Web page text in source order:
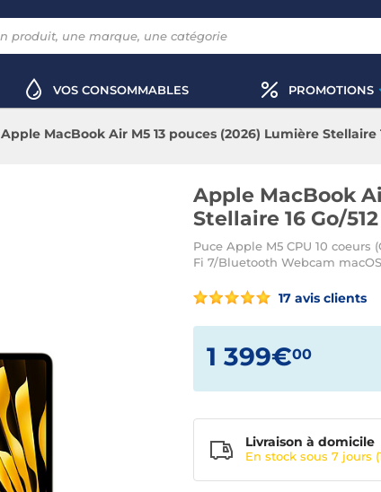
VOS CONSOMMABLES PROMOTIONS
Apple MacBook Air M5 13 pouces (2026) Lumière Stellaire
Apple MacBook
Stellaire 16 Go/
Puce Apple M5 CPU 10 coeurs
Fi 7/Bluetooth Webcam
17 avis clients
1 399€00
Livraison à domicile
En stock sous 7 jours